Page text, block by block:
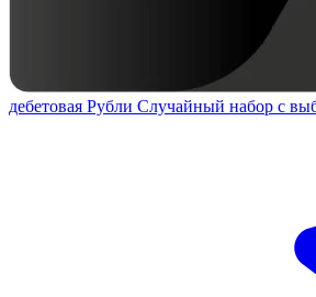
дебетовая Рубли Случайный набор с